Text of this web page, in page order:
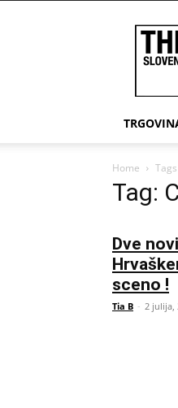
Home Tags
Tag:
Dve
sceno !
Tia B - 2 julija,